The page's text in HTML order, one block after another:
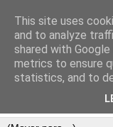
This site uses
and to analyze
shared with
metrics to ensure
statistics, and to